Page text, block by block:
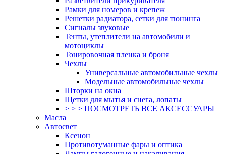
Рамки для номеров и крепеж
Решетки радиатора, сетки для тюнинга
Сигналы звуковые
Тенты, утеплители на автомобили и
мотоциклы
Тонировочная пленка и броня
Чехлы
Универсальные автомобильные чехлы
Модельные автомобильные чехлы
Шторки на окна
Щетки для мытья и снега, лопаты
> > > ПОСМОТРЕТЬ ВСЕ АКСЕССУАРЫ
Масла
Автосвет
Ксенон
Противотуманные фары и оптика